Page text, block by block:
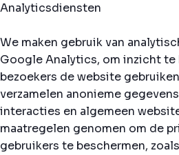
Analyticsdiensten
We maken gebruik van
Google Analytics, om inzicht te
bezoekers de website
verzamelen anonieme
interacties en algemeen
maatregelen genomen om de
gebruikers te beschermen,